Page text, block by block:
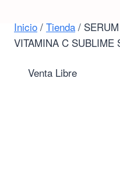
Inicio / Tienda /
VITAMINA C SUBLIME
Venta Libre